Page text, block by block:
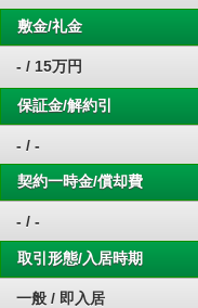
敷金/礼金
- / 15万円
保証金/解約引
- / -
契約一時金/償却費
- / -
取引形態/入居時期
一般 / 即入居